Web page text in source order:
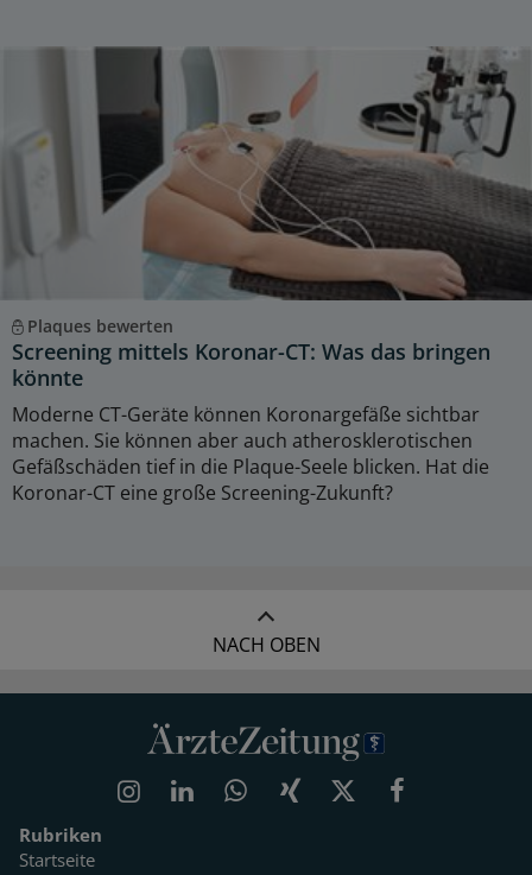
Plaques bewerten
Screening mittels Koronar-CT: Was das bringen
könnte
Moderne CT-Geräte können Koronargefäße sichtbar
machen. Sie können aber auch atherosklerotischen
Gefäßschäden tief in die Plaque-Seele blicken. Hat die
Koronar-CT eine große Screening-Zukunft?
NACH OBEN
Rubriken
Startseite